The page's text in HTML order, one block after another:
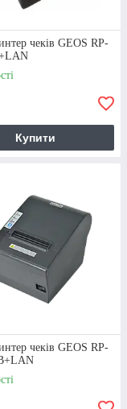
понад 200
Кожен
матиме всі
завдяки
згідно до
розділу
чеків GEOS RP-
Купити
чеків GEOS RP-